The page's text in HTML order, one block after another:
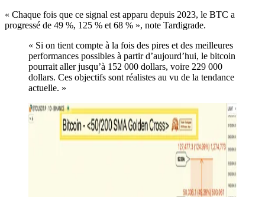
« Chaque fois que ce signal est apparu depuis 2023, le BTC a
progressé de 49 %, 125 % et 68 % », note Tardigrade.
« Si on tient compte à la fois des pires et des meilleures
performances possibles à partir d’aujourd’hui, le bitcoin
pourrait aller jusqu’à 152 000 dollars, voire 229 000
dollars. Ces objectifs sont réalistes au vu de la tendance
actuelle. »